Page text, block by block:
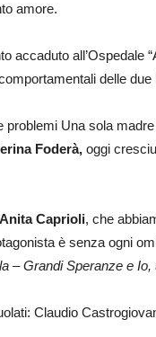
amore.
accaduto all’Ospedale
delle
problemi Una sola
Foderà, oggi
Anita Caprioli, che
è senza ogni
– Grandi Speranze e
Claudio